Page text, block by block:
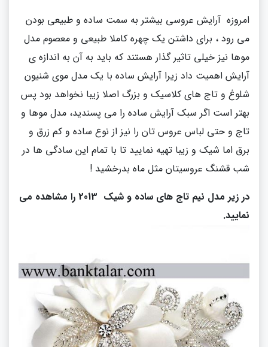
امروزه آرایش عروسی بیشتر به سمت ساده و طبیعی بودن
می رود ، برای داشتن یک چهره کاملا طبیعی و معصوم مدل
موها نیز خیلی تاثیر گذار هستند که باید به آن به اندازه ی
آرایش اهمیت داد زیرا آرایش ساده با یک مدل موی شنیون
شلوغ و تاج های کلاسیک و بزرگ اصلا زیبا نخواهد بود پس
بهتر است اگر سبک آرایش ساده را می پسندید، مدل موها و
تاج و حتی لباس عروس تان را نیز از نوع ساده و کم زرق و
برق اما شیک و زیبا تهیه نمایید تا با تمام این سادگی ها در
شب قشنگ عروسیتان مثل ماه بدرخشید !
در زیر مدل نیم تاج های ساده و شیک 2013 را مشاهده می
نمایید.